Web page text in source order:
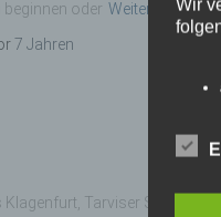
oder Weiterlesen…
7 Jahren
Tarviser Straße 30
Wir